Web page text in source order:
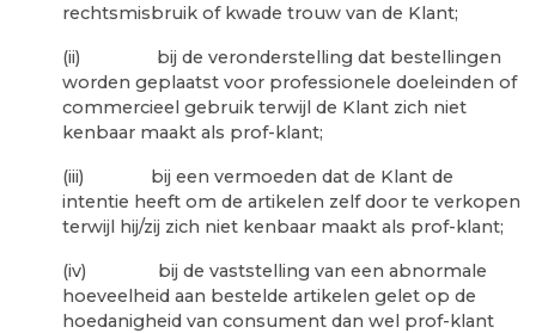
rechtsmisbruik of kwade trouw van de Klant;
(ii) bij de veronderstelling dat bestellingen
worden geplaatst voor professionele doeleinden of
commercieel gebruik terwijl de Klant zich niet
kenbaar maakt als prof-klant;
(iii) bij een vermoeden dat de Klant de
intentie heeft om de artikelen zelf door te verkopen
terwijl hij/zij zich niet kenbaar maakt als prof-klant;
(iv) bij de vaststelling van een abnormale
hoeveelheid aan bestelde artikelen gelet op de
hoedanigheid van consument dan wel prof-klant